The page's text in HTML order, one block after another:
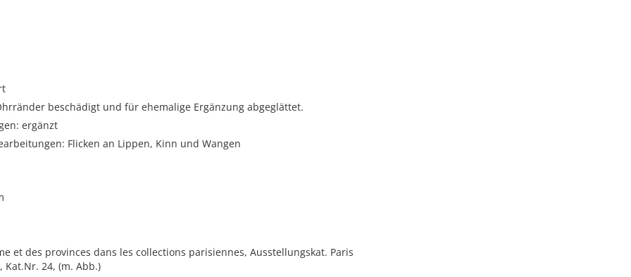
beschädigt und für ehemalige Ergänzung abgeglättet.
ergänzt
Flicken an Lippen, Kinn und Wangen
et des provinces dans les collections parisiennes, Ausstellungskat. Paris
Kat.Nr. 24, (m. Abb.)